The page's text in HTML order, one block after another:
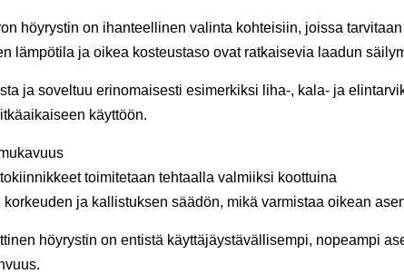
höyrystin on ihanteellinen valinta kohteisiin, joissa
lämpötila ja oikea kosteustaso ovat ratkaisevia laadun
ja soveltuu erinomaisesti esimerkiksi liha-, kala- ja
käyttöön.
toimitetaan tehtaalla valmiiksi koottuina
ja kallistuksen säädön, mikä varmistaa oikean
höyrystin on entistä käyttäjäystävällisempi, nopeampi